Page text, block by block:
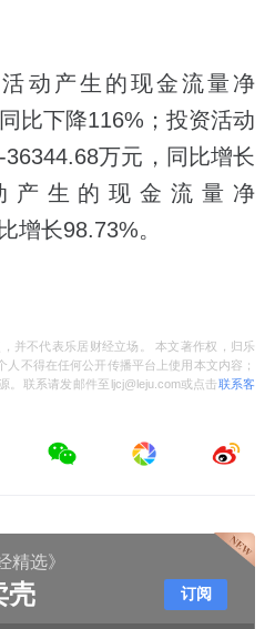
动产生的现金流量净
比下降116%；投资活动
万元，同比增长
产生的现金流量净
增长98.73%。
并不代表乐居财经立场。 本文著作权，归乐
人不得在任何公开传播平台上使用本文内容；
。联系请发邮件至ljcj@leju.com或点击联系客
精选》
壳 订阅